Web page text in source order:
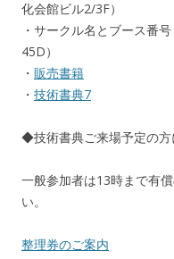
化会館ビル2/3F）
・サークル名とブース番
45D）
・ 販売書籍
・ 技術書典7
◆技術書典ご来場予定の方
一般参加者は13時まで有
い。
整理券のご案内